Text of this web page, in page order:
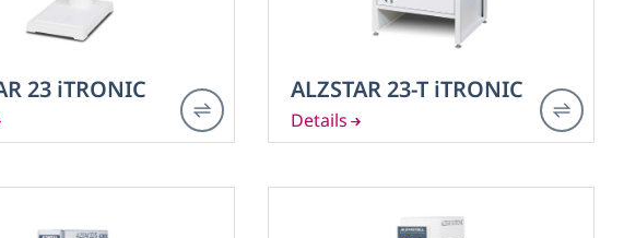
23 iTRONIC ALZSTAR 23-T iTRONIC